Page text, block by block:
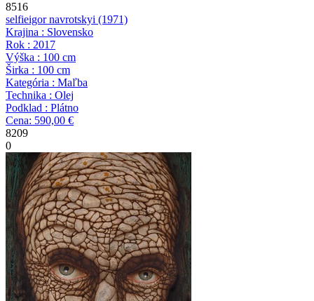
8516
selfieigor navrotskyi (1971)
Krajina : Slovensko
Rok : 2017
Výška : 100 cm
Širka : 100 cm
Kategória : Maľba
Technika : Olej
Podklad : Plátno
Cena: 590,00 €
8209
0